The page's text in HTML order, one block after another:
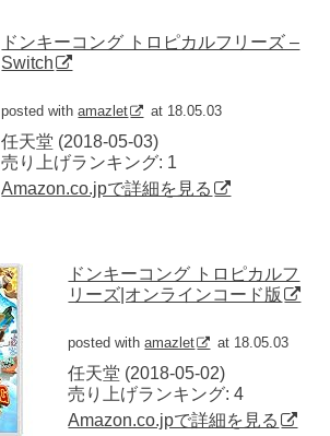
ドンキーコング トロピカルフリーズ –
Switch
posted withamazlet at 18.05.03
任天堂 (2018-05-03)
売り上げランキング: 1
Amazon.co.jpで詳細を見る
ドンキーコング トロピカルフ
リーズ|オンラインコード版
posted withamazlet at 18.05.03
任天堂 (2018-05-02)
売り上げランキング: 4
Amazon.co.jpで詳細を見る